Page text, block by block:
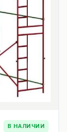
В НАЛИЧИИ